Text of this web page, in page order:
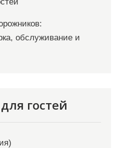
обслуживание и
гостей